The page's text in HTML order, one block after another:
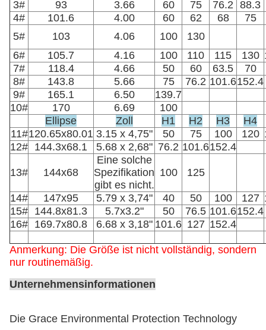
3# 93 3.66 60 75 76.2 88.3
4#
101.6 4.00 60 62 68
75
5#
103 4.06 100
130
6#
105.7 4.16 100 110 115 130
7#
118.4 4.66 50 60 63.5
70
8#
143.8 5.66 75 76.2 101.6152.4
9#
165.1 6.50
139.7
10#
170 6.69
100
Ellipse
Zoll H1 H2 H3
H4
11#120.65x80.01 3.15 x 4,75" 50 75 100 120
12# 144.3x68.1 5.68 x 2,68" 76.2 101.6152.4
13# 144x68
Eine solche
Spezifikation
gibt es nicht.
100 125
14# 147x95 5.79 x 3,74" 40 50 100 127
15# 144.8x81.3 5.7x3.2" 50 76.5 101.6152.4
16# 169.7x80.8 6.68 x 3,18" 101.6 127 152.4
Anmerkung: Die Größe ist nicht vollständig, sondern
nur routinemäßig.
Unternehmensinformationen
Die Grace Environmental Protection Technology